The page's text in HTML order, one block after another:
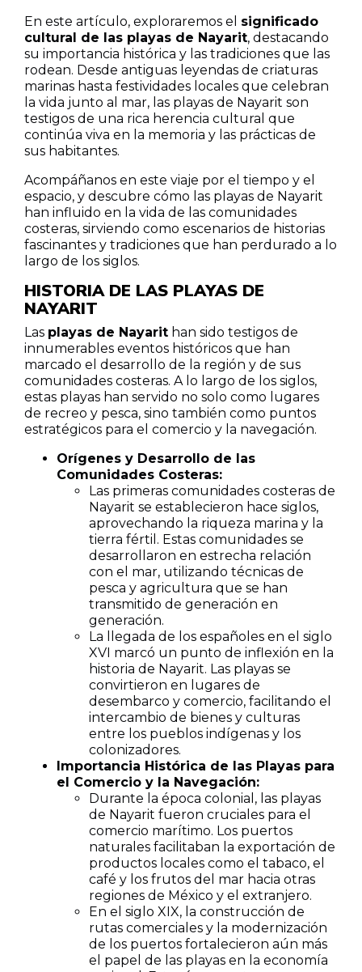
En este artículo, exploraremos el significado
cultural de las playas de Nayarit, destacando
su importancia histórica y las tradiciones que las
rodean. Desde antiguas leyendas de criaturas
marinas hasta festividades locales que celebran
la vida junto al mar, las playas de Nayarit son
testigos de una rica herencia cultural que
continúa viva en la memoria y las prácticas de
sus habitantes.
Acompáñanos en este viaje por el tiempo y el
espacio, y descubre cómo las playas de Nayarit
han influido en la vida de las comunidades
costeras, sirviendo como escenarios de historias
fascinantes y tradiciones que han perdurado a lo
largo de los siglos.
HISTORIA DE LAS PLAYAS DE
NAYARIT
Las playas de Nayarit han sido testigos de
innumerables eventos históricos que han
marcado el desarrollo de la región y de sus
comunidades costeras. A lo largo de los siglos,
estas playas han servido no solo como lugares
de recreo y pesca, sino también como puntos
estratégicos para el comercio y la navegación.
Orígenes y Desarrollo de las
Comunidades Costeras:
Las primeras comunidades costeras de
Nayarit se establecieron hace siglos,
aprovechando la riqueza marina y la
tierra fértil. Estas comunidades se
desarrollaron en estrecha relación
con el mar, utilizando técnicas de
pesca y agricultura que se han
transmitido de generación en
generación.
La llegada de los españoles en el siglo
XVI marcó un punto de inflexión en la
historia de Nayarit. Las playas se
convirtieron en lugares de
desembarco y comercio, facilitando el
intercambio de bienes y culturas
entre los pueblos indígenas y los
colonizadores.
Importancia Histórica de las Playas para
el Comercio y la Navegación:
Durante la época colonial, las playas
de Nayarit fueron cruciales para el
comercio marítimo. Los puertos
naturales facilitaban la exportación de
productos locales como el tabaco, el
café y los frutos del mar hacia otras
regiones de México y el extranjero.
En el siglo XIX, la construcción de
rutas comerciales y la modernización
de los puertos fortalecieron aún más
el papel de las playas en la economía